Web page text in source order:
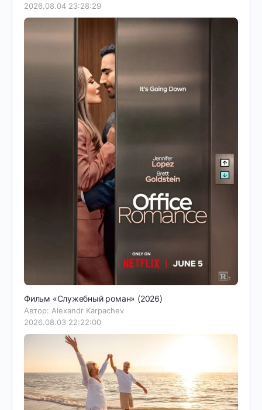
2026.08.04 23:28:29
Фильм «Служебный роман» (2026)
Автор: Alexandr Karpachev
2026.08.03 22:22:00